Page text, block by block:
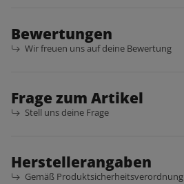
Bewertungen
Wir freuen uns auf deine Bewertung
Frage zum Artikel
Stell uns deine Frage
Herstellerangaben
Gemäß Produktsicherheitsverordnung